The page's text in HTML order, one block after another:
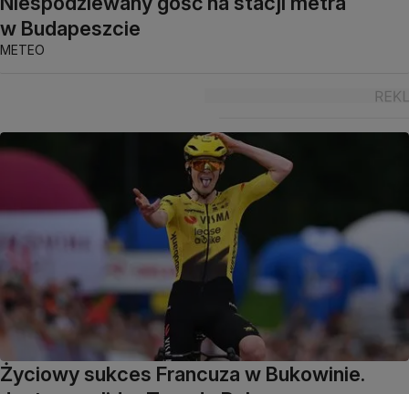
w Budapeszcie
METEO
Życiowy sukces Francuza w Bukowinie.